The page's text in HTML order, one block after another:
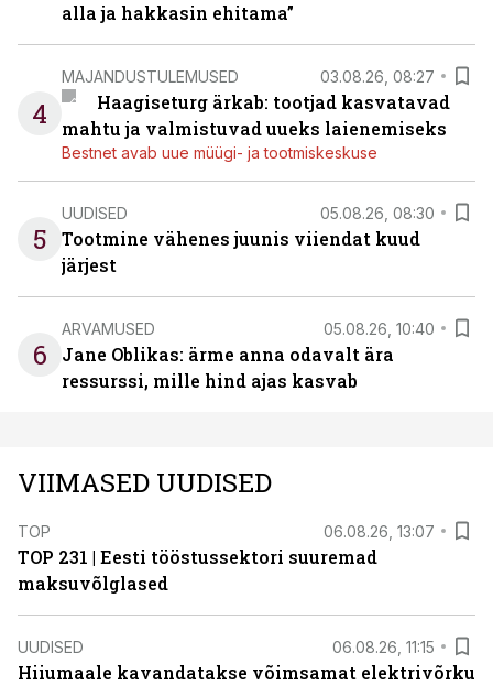
alla ja hakkasin ehitama”
4
MAJANDUSTULEMUSED 03.08.26, 08:27
Haagiseturg ärkab: tootjad kasvatavad
mahtu ja valmistuvad uueks laienemiseks
Bestnet avab uue müügi- ja tootmiskeskuse
5
UUDISED 05.08.26, 08:30
Tootmine vähenes juunis viiendat kuud
järjest
6
ARVAMUSED 05.08.26, 10:40
Jane Oblikas: ärme anna odavalt ära
ressurssi, mille hind ajas kasvab
VIIMASED UUDISED
TOP 06.08.26, 13:07
TOP 231 | Eesti tööstussektori suuremad
maksuvõlglased
UUDISED 06.08.26, 11:15
Hiiumaale kavandatakse võimsamat elektrivõrku